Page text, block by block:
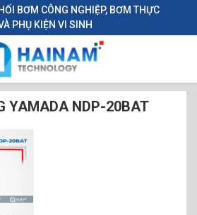
BƠM CÔNG NGHIỆP, BƠM THỰC
PHỤ KIỆN VI SINH
YAMADA NDP-20BAT